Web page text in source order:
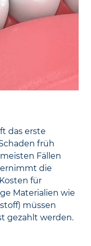
das erste
früh
Fällen
die
für
Materialien wie
müssen
gezahlt werden.